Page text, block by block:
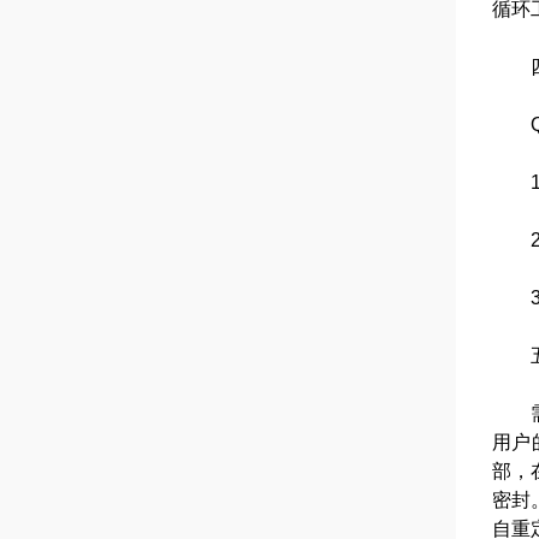
循环
四
1
2
3、
五
需
用户
部，
密封
自重